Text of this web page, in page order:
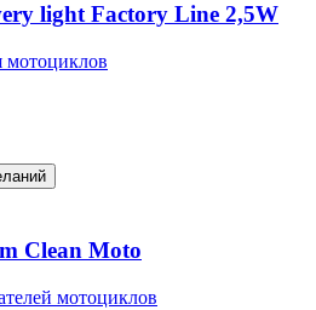
light Factory Line 2,5W
мотоциклов
Clean Moto
мотоциклов